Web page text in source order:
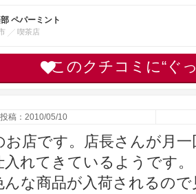
ペパーミント
喫茶店
このクチコミに“ぐ
投稿：2010/05/10
お店です。店長さんが月
入れてきているようです
んな商品が入荷されるの